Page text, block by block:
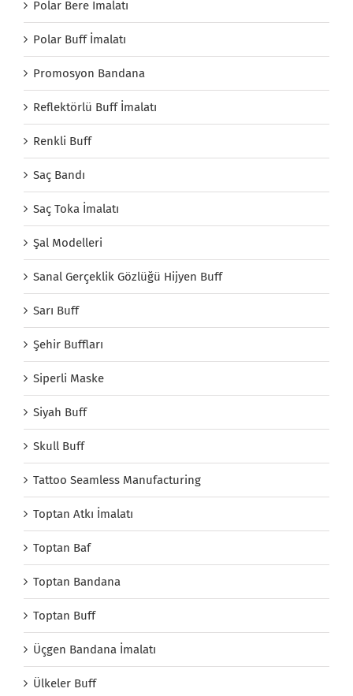
Polar Bere İmalatı
Polar Buff İmalatı
Promosyon Bandana
Reflektörlü Buff İmalatı
Renkli Buff
Saç Bandı
Saç Toka İmalatı
Şal Modelleri
Sanal Gerçeklik Gözlüğü Hijyen Buff
Sarı Buff
Şehir Buffları
Siperli Maske
Siyah Buff
Skull Buff
Tattoo Seamless Manufacturing
Toptan Atkı İmalatı
Toptan Baf
Toptan Bandana
Toptan Buff
Üçgen Bandana İmalatı
Ülkeler Buff